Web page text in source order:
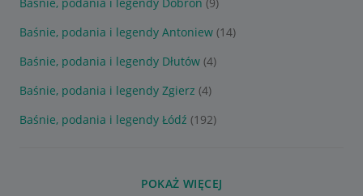
Baśnie, podania i legendy Antoniew (14)
Baśnie, podania i legendy Dłutów (4)
Baśnie, podania i legendy Zgierz (4)
Baśnie, podania i legendy Łódź (192)
POKAŻ WIĘCEJ